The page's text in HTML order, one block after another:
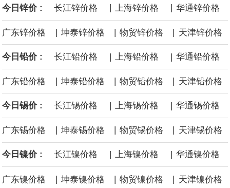
格。
今日锌价 : 长江锌价格 上海锌价格 华通锌价格
广东锌价格 | 坤泰锌价格 | 物贸锌价格 | 天津锌价格
今日铅价 : 长江铅价格 | 上海铅价格 | 华通铅价格
广东铅价格 坤泰铅价格 物贸铅价格 天津铅价格
今日锡价 : 长江锡价格 | 上海锡价格 | 华通锡价格
广东锡价格 坤泰锡价格 物贸锡价格 天津锡价格
今日镍价 : 长江镍价格 | 上海镍价格 | 华通镍价格
广东镍价格 | 坤泰镍价格 | 物贸镍价格 | 天津镍价格